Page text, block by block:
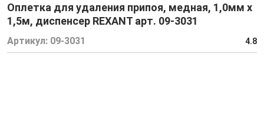
Оплетка для удаления припоя, медная, 1,0мм x
1,5м, диспенсер REXANT арт. 09-3031
Артикул: 09-3031 4.8